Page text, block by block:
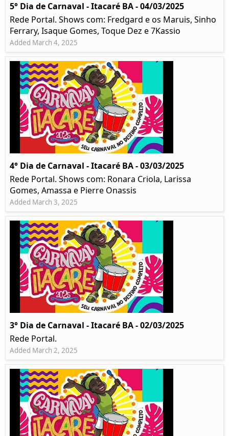
5° Dia de Carnaval - Itacaré BA - 04/03/2025
Rede Portal. Shows com: Fredgard e os Maruis, Sinho
Ferrary, Isaque Gomes, Toque Dez e 7Kassio
Added March 4, 2025
4° Dia de Carnaval - Itacaré BA - 03/03/2025
Rede Portal. Shows com: Ronara Criola, Larissa
Gomes, Amassa e Pierre Onassis
Added March 3, 2025
3° Dia de Carnaval - Itacaré BA - 02/03/2025
Rede Portal.
Added March 2, 2025